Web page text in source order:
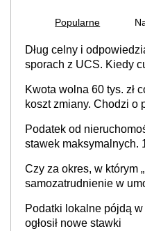
Popularne
Dług celny i
sporach z UCS. Kiedy
Kwota wolna 60 tys. zł
koszt zmiany. Chodzi o
Podatek od
stawek maksymalnych.
prowadzeniem
Czy za okres, w którym
samozatrudnienie w
cywilnoprawnej
Podatki lokalne pójdą
ogłosił nowe stawki